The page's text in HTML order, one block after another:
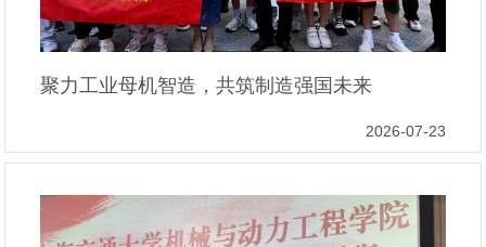
聚力工业母机智造，共筑制造强国未来
2026-07-23